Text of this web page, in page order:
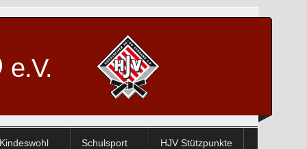
e.V.
Kindeswohl Schulsport HJV Stützpunkte